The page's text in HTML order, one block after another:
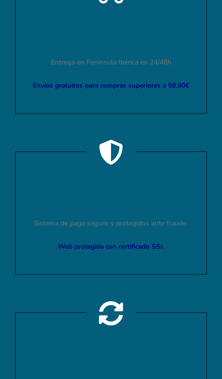
Entrega en Península Ibérica en 24/48h
Envíos gratuitos para compras superiores a 59.90€
Sistema de pago seguro y protegidos ante fraude.
Web protegida con certificado SSL